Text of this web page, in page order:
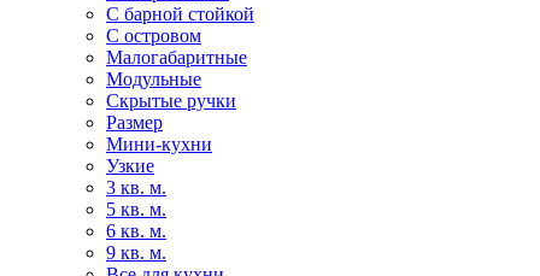
С барной стойкой
С островом
Малогабаритные
Модульные
Скрытые ручки
Размер
Мини-кухни
Узкие
3 кв. м.
5 кв. м.
6 кв. м.
9 кв. м.